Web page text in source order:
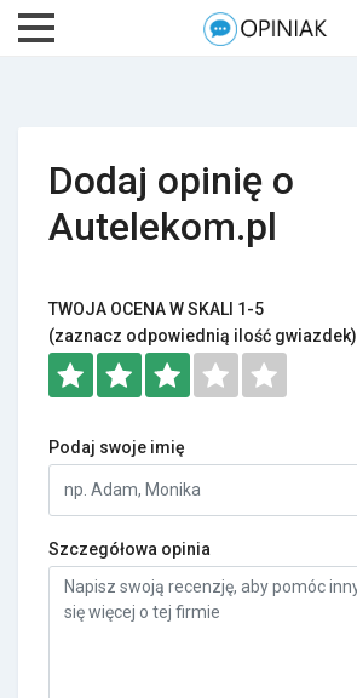
Dodaj opinię o
Autelekom.pl
TWOJA OCENA W SKALI 1-5
(zaznacz odpowiednią ilość gwiazdek)
Podaj swoje imię
Szczegółowa opinia